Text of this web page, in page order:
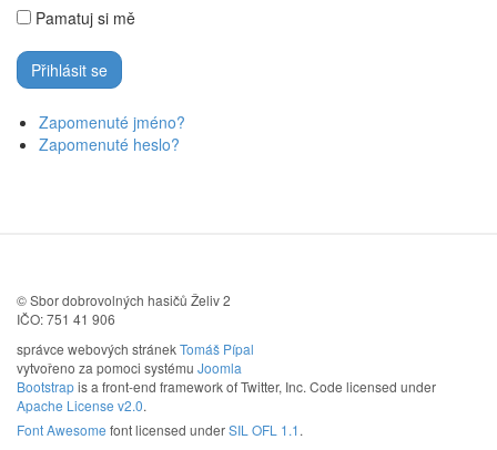
Pamatuj si mě
Zapomenuté jméno?
Zapomenuté heslo?
© Sbor dobrovolných hasičů Želiv 2
IČO: 751 41 906
správce webových stránekTomáš Pípal
vytvořeno za pomoci systému Joomla
Bootstrapis a front-end framework of Twitter, Inc. Code licensed under
Apache License v2.0.
Font Awesome font licensed underSIL OFL 1.1.